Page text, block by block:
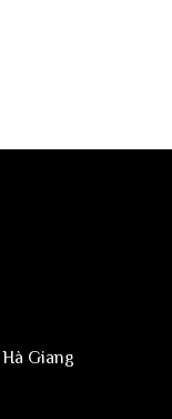
Giang